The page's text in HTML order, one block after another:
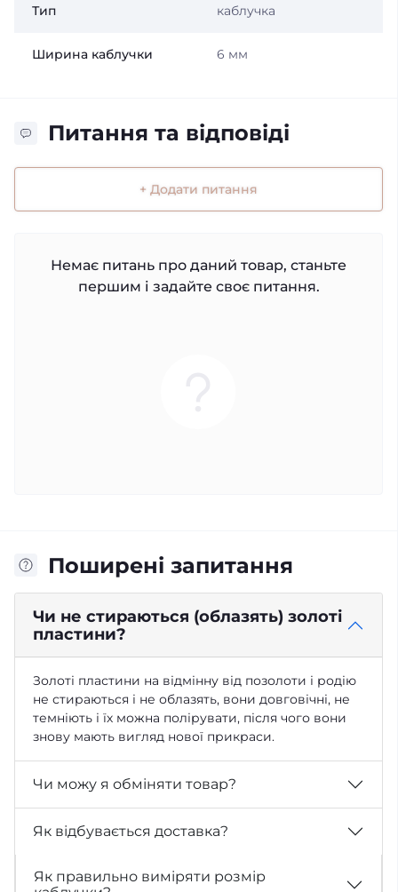
Тип каблучка
Ширина каблучки 6 мм
Питання та відповіді
+ Додати питання
Немає питань про даний товар, станьте
першим і задайте своє питання.
Поширені запитання
Чи не стираються (облазять) золоті
пластини?
Золоті пластини на відмінну від позолоти і родію
не стираються і не облазять, вони довговічні, не
темніють і їх можна полірувати, після чого вони
знову мають вигляд нової прикраси.
Чи можу я обміняти товар?
Як відбувається доставка?
Як правильно виміряти розмір